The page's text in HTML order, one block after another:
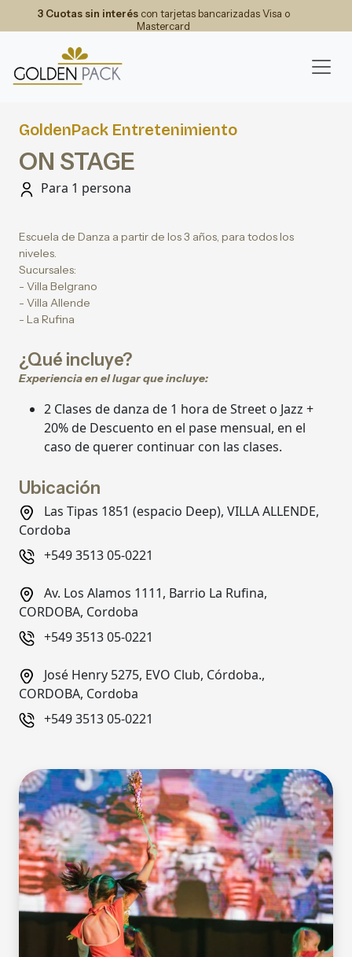
3 Cuotas sin interéscon tarjetas bancarizadas Visa o
Mastercard
GoldenPack Entretenimiento
ON STAGE
Para 1 persona
Escuela de Danza a partir de los 3 años, para todos los
niveles.
Sucursales:
- Villa Belgrano
- Villa Allende
- La Rufina
¿Qué incluye?
Experiencia en el lugar que incluye:
2 Clases de danza de 1 hora de Street o Jazz +
20% de Descuento en el pase mensual, en el
caso de querer continuar con las clases.
Ubicación
Las Tipas 1851 (espacio Deep), VILLA ALLENDE,
Cordoba
+549 3513 05-0221
Av. Los Alamos 1111, Barrio La Rufina,
CORDOBA, Cordoba
+549 3513 05-0221
José Henry 5275, EVO Club, Córdoba.,
CORDOBA, Cordoba
+549 3513 05-0221